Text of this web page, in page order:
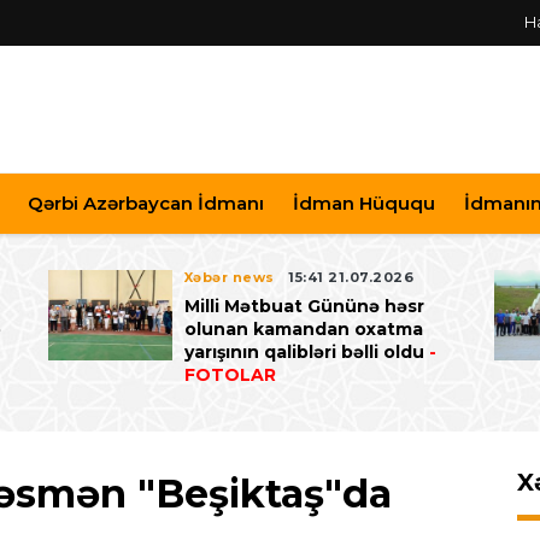
Qərbi Azərbaycan İdmanı İdman Hüququ
Xəbər news 15:41 21.07.2026
Milli Mətbuat Gününə həsr
olunan kamandan oxatma
yarışının qalibləri bəlli oldu -
FOTOLAR
"Beşiktaş"da